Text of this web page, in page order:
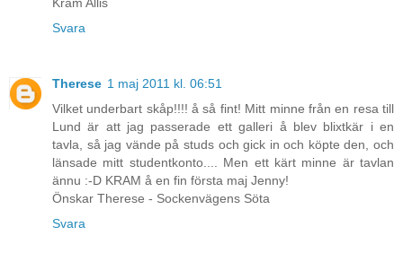
Kram Allis
Svara
Therese 1 maj 2011 kl. 06:51
Vilket underbart skåp!!!! å så fint! Mitt minne från en resa till
Lund är att jag passerade ett galleri å blev blixtkär i en
tavla, så jag vände på studs och gick in och köpte den, och
länsade mitt studentkonto.... Men ett kärt minne är tavlan
ännu :-D KRAM å en fin första maj Jenny!
Önskar Therese - Sockenvägens Söta
Svara